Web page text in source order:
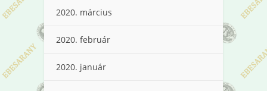
2020. március
2020. február
2020. január